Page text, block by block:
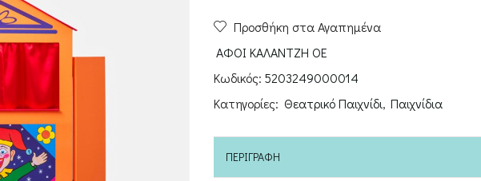
σε
πορτοκαλί
χρώμα
ποσότητα
Προσθήκη στα Αγαπημένα
ΑΦΟΙ ΚΑΛΑΝΤΖΗ ΟΕ
Κωδικός: 5203249000014
Κατηγορίες: Θεατρικό Παιχνίδι, Παιχνίδια
ΠΕΡΙΓΡΑΦΉ